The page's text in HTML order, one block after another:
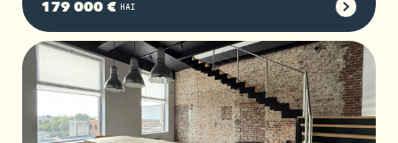
179 000 € HAI